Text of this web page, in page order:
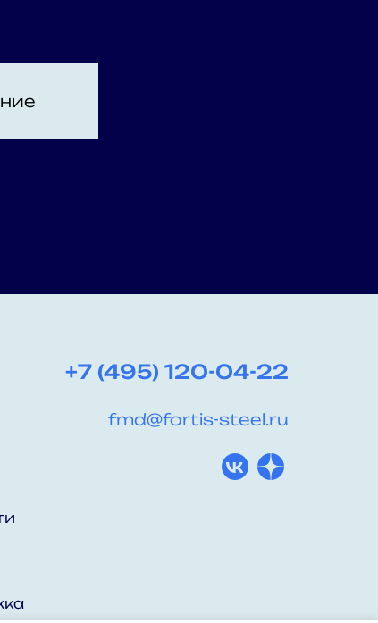
+7 (495) 120-04-22
fmd@fortis-steel.ru